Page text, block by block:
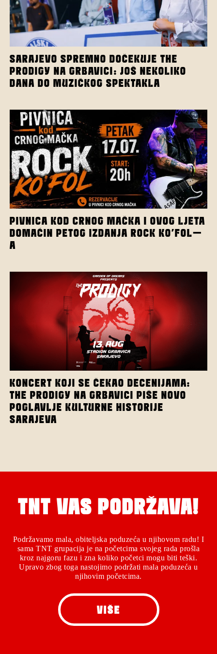
SARAJEVO SPREMNO DOČEKUJE THE
PRODIGY NA GRBAVICI: JOŠ NEKOLIKO
DANA DO MUZIČKOG SPEKTAKLA
PIVNICA KOD CRNOG MAČKA I OVOG LJETA
DOMAĆIN PETOG IZDANJA ROCK KO’FOL-
A
KONCERT KOJI SE ČEKAO DECENIJAMA:
THE PRODIGY NA GRBAVICI PIŠE NOVO
POGLAVLJE KULTURNE HISTORIJE
SARAJEVA
TNT VAS PODRŽAVA!
Podržavamo mala, obiteljska poduzeća u njihovom radu! I
sama TNT grupacija je na početcima svojeg rada prošla
kroz najgoru fazu i zna koliko početci mogu biti teški.
Upravo zbog toga nastojimo podržati mala poduzeća u
njihovim početcima.
VIŠE